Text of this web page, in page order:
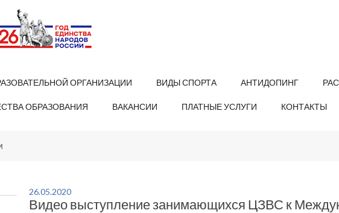
ОРГАНИЗАЦИИ ВИДЫ СПОРТА АНТИДОПИНГ
ОБРАЗОВАНИЯ ВАКАНСИИ ПЛАТНЫЕ УСЛУГИ КОНТАКТЫ
26.05.2020
Видео выступление занимающихся ЦЗВС к